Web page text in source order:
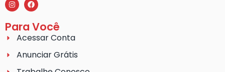
Para Você
Acessar Conta
Anunciar Grátis